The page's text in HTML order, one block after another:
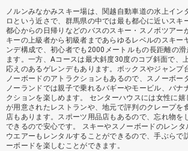
ノルンみなかみスキー場は、関越自動車道の水上イン
ロという近さで、群馬県の中では最も都心に近いスキ
都心からの日帰りなどのバスのスキー・スノボツアー
キーの上級者から初級者まであらゆるレベルのスキー
ンデ構成で、初心者でも2000メートルもの長距離の
ます。一方、Aコースは最大斜度30度のコブ斜面で、
応えのあるゲレンデもあります。ボックスやジャンプ
ノーボードのアトラクションもあるので、スノーボー
ノーランドでは親子で乗れるバギーやモービル、バナ
クションを楽しめます。 センターハウスには女性に
が用意されたレストランや、地元で評判のクレープを
店もあります。スポーツ用品店もあるので、忘れ物を
できるので安心です。 スキーやスノーボードのレンタ
ウエアーもレンタルすることができるので、手ぶらで
ーボードを楽しむことができます。